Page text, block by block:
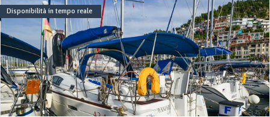
Disponibilità in tempo reale